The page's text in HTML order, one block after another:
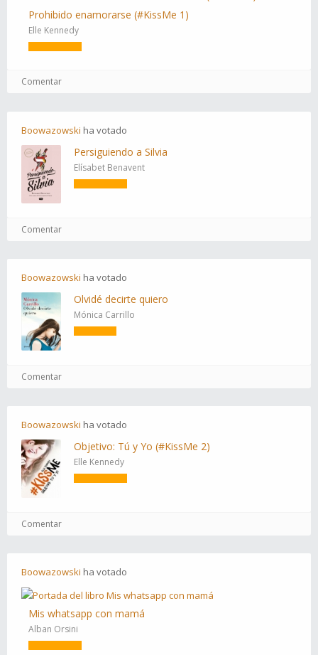
Prohibido enamorarse (#KissMe 1)
Elle Kennedy
Comentar
Boowazowski ha votado
Persiguiendo a Silvia
Elísabet Benavent
Comentar
Boowazowski ha votado
Olvidé decirte quiero
Mónica Carrillo
Comentar
Boowazowski ha votado
Objetivo: Tú y Yo (#KissMe 2)
Elle Kennedy
Comentar
Boowazowski ha votado
Mis whatsapp con mamá
Alban Orsini